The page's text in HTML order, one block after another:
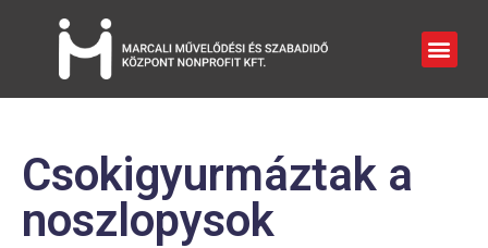
Csokigyurmáztak a
noszlopysok